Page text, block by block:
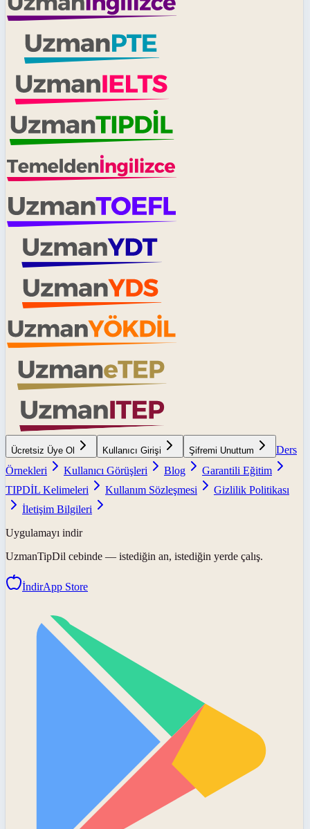
Ücretsiz Üye Ol Kullanıcı Girişi Şifremi Unuttum
Ders
Örnekleri
Kullanıcı Görüşleri Blog
Garantili Eğitim
TIPDİL Kelimeleri
Kullanım Sözleşmesi
Gizlilik Politikası
İletişim Bilgileri
Uygulamayı indir
UzmanTipDil cebinde — istediğin an, istediğin yerde çalış.
İndirApp Store